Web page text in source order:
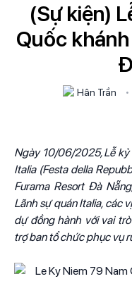
(Sự kiện)
Quốc
Hân Trần •
Ngày 10/06/2025, Lễ
Italia (Festa della
Furama Resort Đà
Lãnh sự quán Italia, các
dự đồng hành với vai
trợ ban tổ chức phục vụ